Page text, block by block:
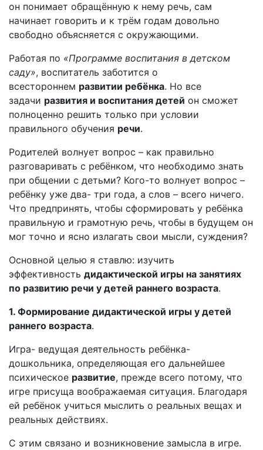
он понимает обращённую к нему речь, сам
начинает говорить и к трём годам довольно
свободно объясняется с окружающими.
Работая по «Программе воспитания в детском
саду», воспитатель заботится о
всестороннем развитии ребёнка. Но все
задачи развития и воспитания детей он сможет
полноценно решить только при условии
правильного обучения речи.
Родителей волнует вопрос – как правильно
разговаривать с ребёнком, что необходимо знать
при общении с детьми? Кого-то волнует вопрос –
ребёнку уже два- три года, а слов – всего ничего.
Что предпринять, чтобы сформировать у ребёнка
правильную и грамотную речь, чтобы в будущем он
мог точно и ясно излагать свои мысли, суждения?
Основной целью я ставлю: изучить
эффективность дидактической игры на занятиях
по развитию речи у детей раннего возраста.
1. Формирование дидактической игры у детей
раннего возраста.
Игра- ведущая деятельность ребёнка-
дошкольника, определяющая его дальнейшее
психическое развитие, прежде всего потому, что
игре присуща воображаемая ситуация. Благодаря
ей ребёнок учиться мыслить о реальных вещах и
реальных действиях.
С этим связано и возникновение замысла в игре.